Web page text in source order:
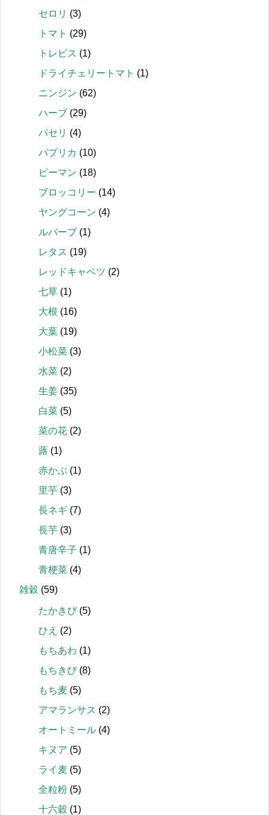
セロリ (3)
トマト (29)
トレビス (1)
ドライチェリートマト (1)
ニンジン (62)
ハーブ (29)
パセリ (4)
パプリカ (10)
ピーマン (18)
ブロッコリー (14)
ヤングコーン (4)
ルバーブ (1)
レタス (19)
レッドキャベツ (2)
七草 (1)
大根 (16)
大葉 (19)
小松菜 (3)
水菜 (2)
生姜 (35)
白菜 (5)
菜の花 (2)
蕗 (1)
赤かぶ (1)
里芋 (3)
長ネギ (7)
長芋 (3)
青唐辛子 (1)
青梗菜 (4)
雑穀 (59)
たかきび(5)
ひえ (2)
もちあわ (1)
もちきび(8)
もち麦 (5)
アマランサス (2)
オートミール (4)
キヌア (5)
ライ麦 (5)
全粒粉 (5)
十六穀 (1)